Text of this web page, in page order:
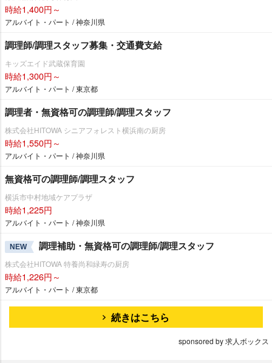
時給1,400円～
アルバイト・パート / 神奈川県
調理師/調理スタッフ募集・交通費支給
キッズエイド武蔵保育園
時給1,300円～
アルバイト・パート / 東京都
調理者・無資格可の調理師/調理スタッフ
株式会社HITOWA シニアフォレスト横浜南の厨房
時給1,550円～
アルバイト・パート / 神奈川県
無資格可の調理師/調理スタッフ
横浜市中村地域ケアプラザ
時給1,225円
アルバイト・パート / 神奈川県
NEW 調理補助・無資格可の調理師/調理スタッフ
株式会社HITOWA 特養尚和緑寿の厨房
時給1,226円～
アルバイト・パート / 東京都
続きはこちら
sponsored by 求人ボックス